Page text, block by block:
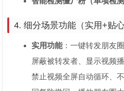
4. 细分场景功能（实用+贴心
实用功能：一键转发朋友
屏蔽被转发者、显示视频
禁止视频全屏自动循环、